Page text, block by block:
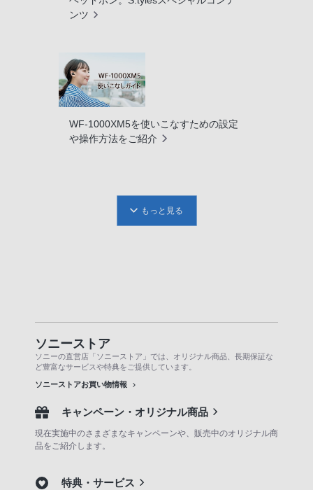
ンツ
WF-1000XM5を使いこなすための設定
や操作方法をご紹介
もっと見る
ソニーストア
ソニーの直営店「ソニーストア」では、オリジナル商品、長期保証な
ど豊富なサービスや特典をご提供しています。
ソニーストアお買い物情報
キャンペーン・オリジナル商品
現在実施中のさまざまなキャンペーンや、販売中のオリジナル商
品をご紹介します。
特典・サービス